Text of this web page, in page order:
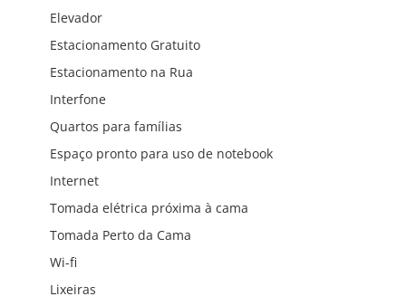
Elevador
Estacionamento Gratuito
Estacionamento na Rua
Interfone
Quartos para famílias
Espaço pronto para uso de notebook
Internet
Tomada elétrica próxima à cama
Tomada Perto da Cama
Wi-fi
Lixeiras